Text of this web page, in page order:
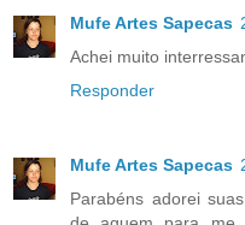
Mufe Artes Sapecas
Achei muito
Responder
Mufe Artes Sapecas
Parabéns adorei